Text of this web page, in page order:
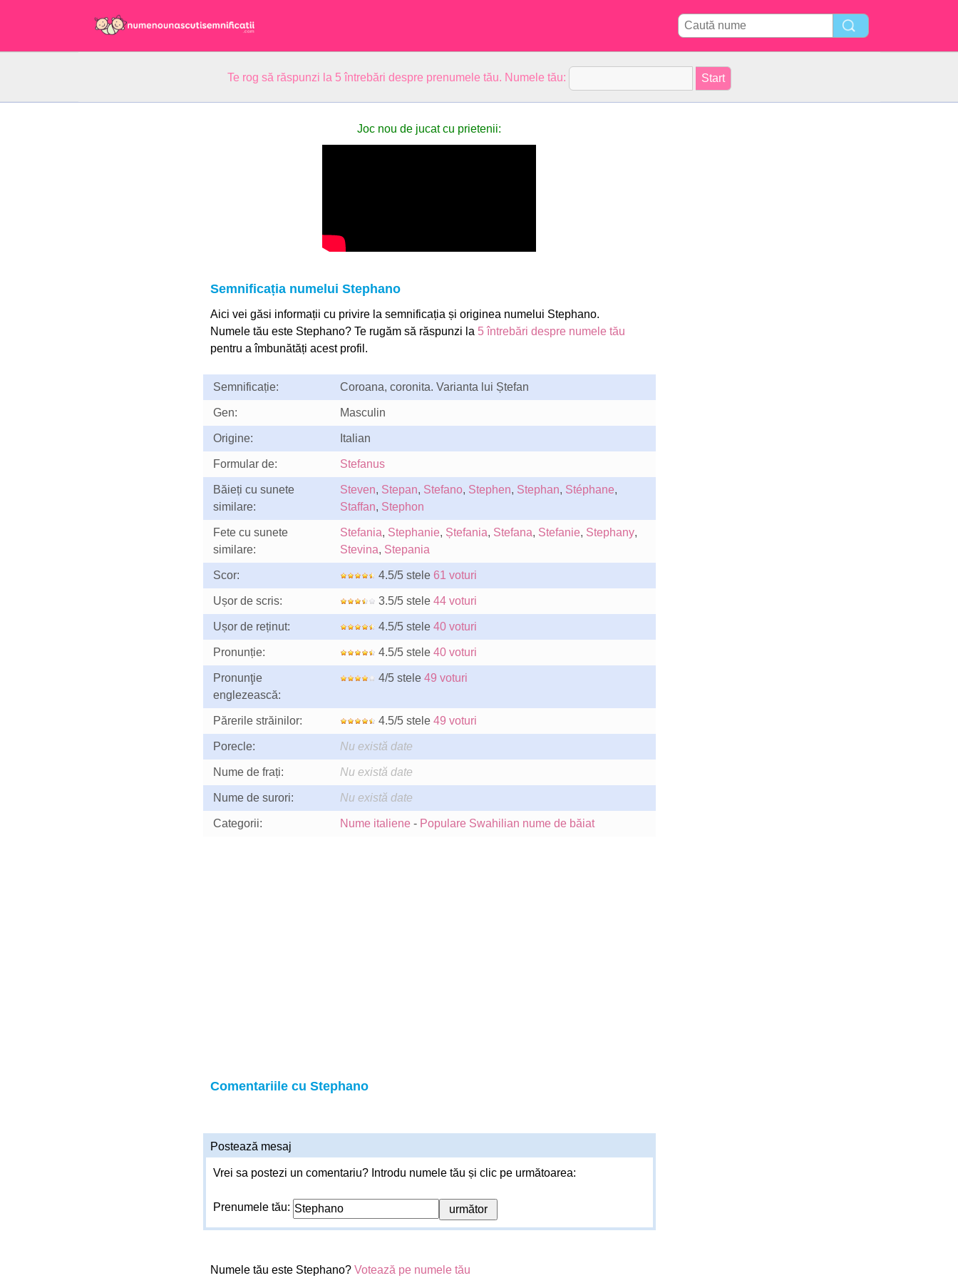
Te rog să răspunzi la 5 întrebări despre prenumele tău. Numele tău:
Joc nou de jucat cu prietenii:
Semnificația numelui Stephano
Aici vei găsi informații cu privire la semnificația și originea numelui Stephano.
Numele tău este Stephano? Te rugăm să răspunzi la 5 întrebări despre numele tău
pentru a îmbunătăți acest profil.
Semnificație: Coroana, coronita. Varianta lui Ștefan
Gen: Masculin
Origine: Italian
Formular de: Stefanus
Băieți cu sunete
similare:
Steven, Stepan, Stefano, Stephen, Stephan, Stéphane,
Staffan, Stephon
Fete cu sunete
similare:
Stefania, Stephanie, Ștefania, Stefana, Stefanie, Stephany,
Stevina, Stepania
Scor: 4.5/5 stele 61 voturi
Ușor de scris: 3.5/5 stele 44 voturi
Ușor de reținut: 4.5/5 stele 40 voturi
Pronunție: 4.5/5 stele 40 voturi
Pronunţie
englezească:
4/5 stele 49 voturi
Părerile străinilor: 4.5/5 stele 49 voturi
Porecle: Nu există date
Nume de frați: Nu există date
Nume de surori: Nu există date
Categorii: Nume italiene- Populare Swahilian nume de băiat
Comentariile cu Stephano
Postează mesaj
Vrei sa postezi un comentariu? Introdu numele tău și clic pe următoarea:
Prenumele tău:
Numele tău este Stephano? Votează pe numele tău